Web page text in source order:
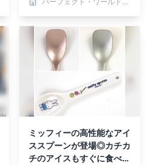
ミッフィーの高性能なアイ
ススプーンが登場◎カチカ
チのアイスもすぐに食べれ